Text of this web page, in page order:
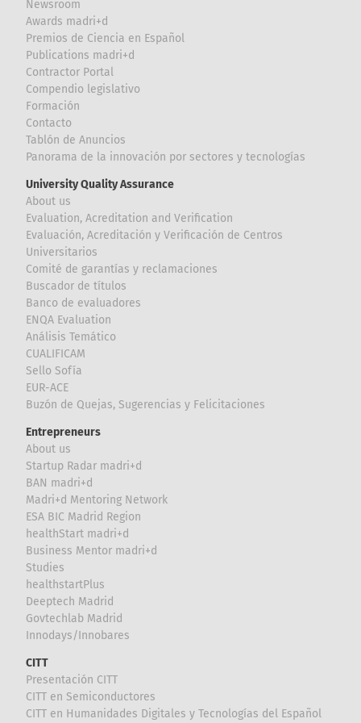
Newsroom
Awards madri+d
Premios de Ciencia en Español
Publications madri+d
Contractor Portal
Compendio legislativo
Formación
Contacto
Tablón de Anuncios
Panorama de la innovación por sectores y tecnologías
University Quality Assurance
About us
Evaluation, Acreditation and Verification
Evaluación, Acreditación y Verificación de Centros
Universitarios
Comité de garantías y reclamaciones
Buscador de títulos
Banco de evaluadores
ENQA Evaluation
Análisis Temático
CUALIFICAM
Sello Sofía
EUR-ACE
Buzón de Quejas, Sugerencias y Felicitaciones
Entrepreneurs
About us
Startup Radar madri+d
BAN madri+d
Madri+d Mentoring Network
ESA BIC Madrid Region
healthStart madri+d
Business Mentor madri+d
Studies
healthstartPlus
Deeptech Madrid
Govtechlab Madrid
Innodays/Innobares
CITT
Presentación CITT
CITT en Semiconductores
CITT en Humanidades Digitales y Tecnologías del Español